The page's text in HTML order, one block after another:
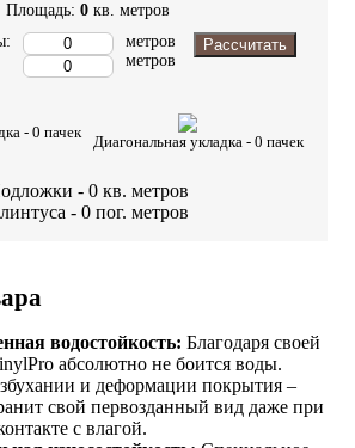
Площадь: 0 кв. метров
метров
метров
Рассчитать
- 0 пачек
Диагональная укладка - 0 пачек
- 0 кв. метров
- 0 пог. метров
водостойкость: Благодаря своей
абсолютно не боится воды.
и деформации покрытия –
свой первозданный вид даже при
с влагой.